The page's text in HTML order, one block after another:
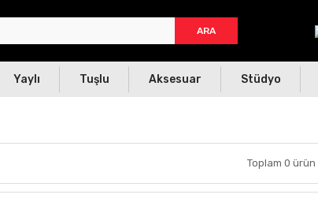
ARA
Yaylı Tuşlu Aksesuar Stüdyo
Toplam 0 ürün